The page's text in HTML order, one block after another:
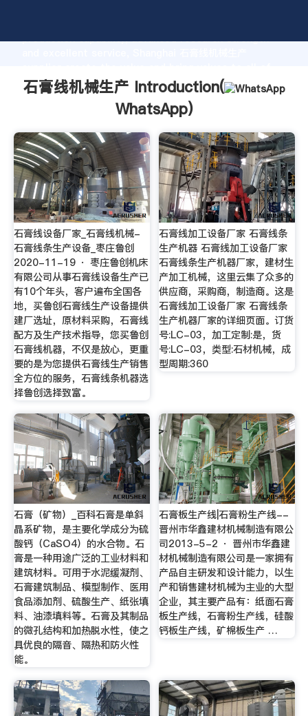
production capability, advanced research strength
customers.
石膏线机械生产 Introduction(
WhatsApp)
石膏线设备厂家_石膏线机械-
石膏线条生产设备_枣庄鲁创
2020-11-19 · 枣庄鲁创机床
有限公司从事石膏线设备生产已
有10个年头，客户遍布全国各
地，买鲁创石膏线生产设备提供
建厂选址，原材料采购，石膏线
配方及生产技术指导，您买鲁创
石膏线机器，不仅是放心，更重
要的是为您提供石膏线生产销售
全方位的服务，石膏线条机器选
择鲁创选择致富。
石膏线加工设备厂家 石膏线条
生产机器 石膏线加工设备厂家
石膏线条生产机器厂家，建材生
产加工机械，这里云集了众多的
供应商，采购商，制造商。这是
石膏线加工设备厂家 石膏线条
生产机器厂家的详细页面。订货
号:LC-03，加工定制:是，货
号:LC-03，类型:石材机械，成
型周期:360
石膏（矿物）_百科石膏是单斜
晶系矿物，是主要化学成分为硫
酸钙（CaSO4）的水合物。石
膏是一种用途广泛的工业材料和
建筑材料。可用于水泥缓凝剂、
石膏建筑制品、模型制作、医用
食品添加剂、硫酸生产、纸张填
料、油漆填料等。石膏及其制品
的微孔结构和加热脱水性，使之
具优良的隔音、隔热和防火性
能。
石膏板生产线|石膏粉生产线--
晋州市华鑫建材机械制造有限公
司2013-5-2 · 晋州市华鑫建
材机械制造有限公司是一家拥有
产品自主研发和设计能力，以生
产和销售建材机械为主业的大型
企业，其主要产品有：纸面石膏
板生产线，石膏粉生产线，硅酸
钙板生产线，矿棉板生产 …